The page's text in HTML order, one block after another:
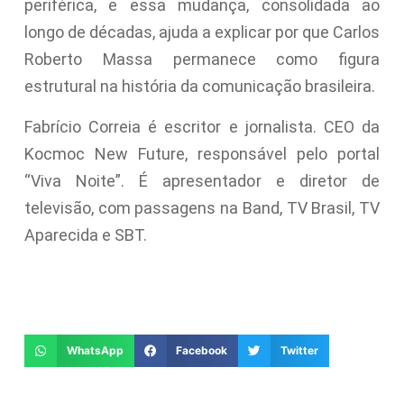
periférica, e essa mudança, consolidada ao
longo de décadas, ajuda a explicar por que Carlos
Roberto Massa permanece como figura
estrutural na história da comunicação brasileira.
Fabrício Correia é escritor e jornalista. CEO da
Kocmoc New Future, responsável pelo portal
“Viva Noite”. É apresentador e diretor de
televisão, com passagens na Band, TV Brasil, TV
Aparecida e SBT.
WhatsApp Facebook Twitter